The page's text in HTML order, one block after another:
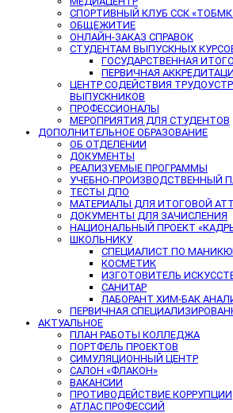
СПОРТИВНЫЙ КЛУБ ССК
ОБЩЕЖИТИЕ
ОНЛАЙН-ЗАКАЗ СПРАВОК
СТУДЕНТАМ ВЫПУСКНЫХ
ГОСУДАРСТВЕННАЯ
ПЕРВИЧНАЯ
ЦЕНТР СОДЕЙСТВИЯ
ВЫПУСКНИКОВ
ПРОФЕССИОНАЛЫ
МЕРОПРИЯТИЯ ДЛЯ СТУДЕНТОВ
ДОПОЛНИТЕЛЬНОЕ ОБРАЗОВАНИЕ
ОБ ОТДЕЛЕНИИ
ДОКУМЕНТЫ
РЕАЛИЗУЕМЫЕ ПРОГРАММЫ
УЧЕБНО-ПРОИЗВОДСТВЕННЫЙ
ТЕСТЫ ДПО
МАТЕРИАЛЫ ДЛЯ ИТОГОВОЙ
ДОКУМЕНТЫ ДЛЯ ЗАЧИСЛЕНИЯ
НАЦИОНАЛЬНЫЙ ПРОЕКТ
ШКОЛЬНИКУ
СПЕЦИАЛИСТ ПО
КОСМЕТИК
ИЗГОТОВИТЕЛЬ
САНИТАР
ЛАБОРАНТ ХИМ-БАК
ПЕРВИЧНАЯ
АКТУАЛЬНОЕ
ПЛАН РАБОТЫ КОЛЛЕДЖА
ПОРТФЕЛЬ ПРОЕКТОВ
СИМУЛЯЦИОННЫЙ ЦЕНТР
САЛОН «ФЛАКОН»
ВАКАНСИИ
ПРОТИВОДЕЙСТВИЕ КОРРУПЦИИ
АТЛАС ПРОФЕССИЙ